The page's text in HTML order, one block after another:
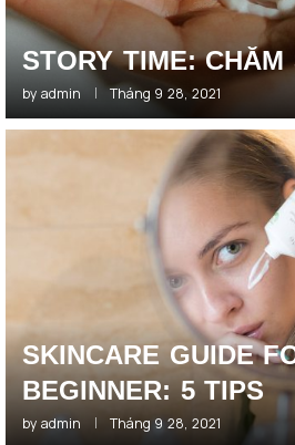
STORY TIME: CHĂM
by admin Tháng 9 28, 2021
SKINCARE GUIDE
BEGINNER: 5 TIPS
by admin Tháng 9 28, 2021